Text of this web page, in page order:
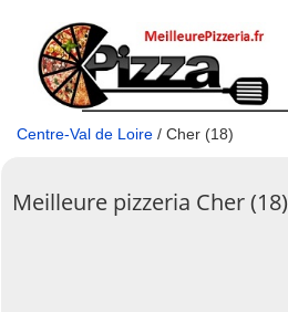
Centre-Val de Loire / Cher (18)
Meilleure pizzeria Cher (18)